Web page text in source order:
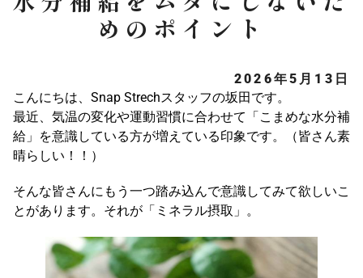
めのポイント
2026年5月13日
こんにちは、Snap Strechスタッフの坂田です。
最近、気温の変化や運動習慣に合わせて「こまめな水分補
給」を意識している方が増えている印象です。（皆さん素
晴らしい！！）
そんな皆さんにもう一つ踏み込んで意識してみて欲しいこ
とがあります。それが「ミネラル摂取」。